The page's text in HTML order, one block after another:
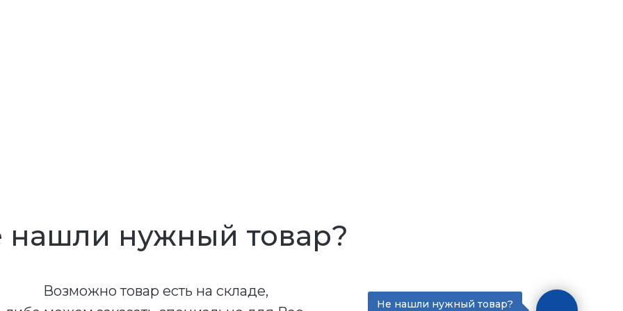
Не нашли нужный товар?
нашли нужный товар?
Возможно товар есть на складе,